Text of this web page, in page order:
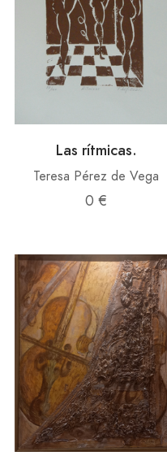
Las rítmicas.
Teresa Pérez de Vega
0 €